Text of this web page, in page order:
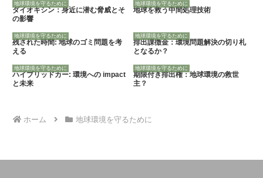
地球環境を守るために
ダイオキシン：身近に潜む脅威とそ
の影響
地球環境を守るために
地球を救う中間処理技術
地球環境を守るために
残された時間: 地球のゴミ問題を考
える
地球環境を守るために
排出課徴金：環境問題解決の切り札
となるか？
地球環境を守るために
ハイブリッドカー: 環境への impact
と未来
地球環境を守るために
期限付き排出権：地球環境の救世
主？
ホーム 地球環境を守るために